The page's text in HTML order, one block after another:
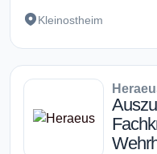
Kleinostheim